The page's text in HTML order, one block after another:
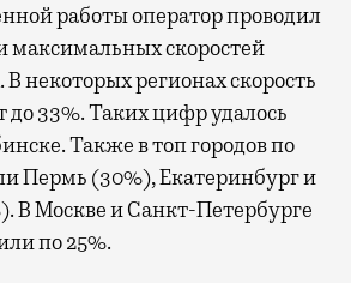
работы оператор проводил
максимальных скоростей
некоторых регионах скорость
до 33%. Таких цифр удалось
Также в топ городов по
Пермь (30%), Екатеринбург и
В Москве и Санкт-Петербурге
по 25%.